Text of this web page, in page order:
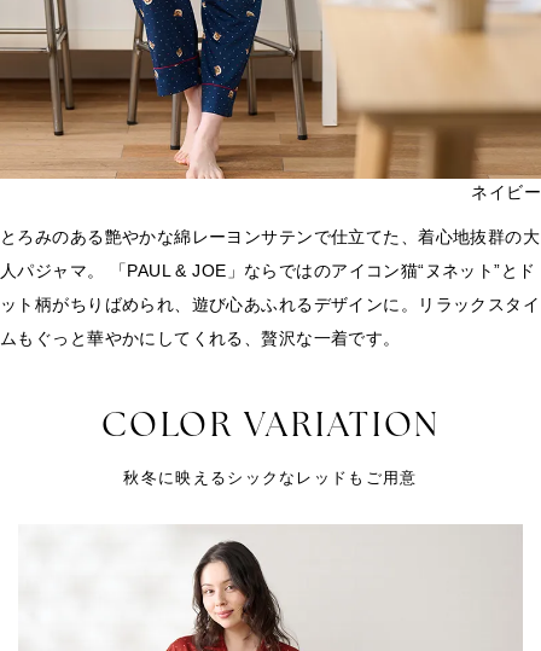
ネイビー
とろみのある艶やかな綿レーヨンサテンで仕立てた、着心地抜群の大
人パジャマ。 「PAUL & JOE」ならではのアイコン猫“ヌネット”とド
ット柄がちりばめられ、遊び心あふれるデザインに。リラックスタイ
ムもぐっと華やかにしてくれる、贅沢な一着です。
COLOR VARIATION
秋冬に映えるシックなレッドもご用意